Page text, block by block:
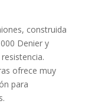
construida
Denier y
ofrece muy
para